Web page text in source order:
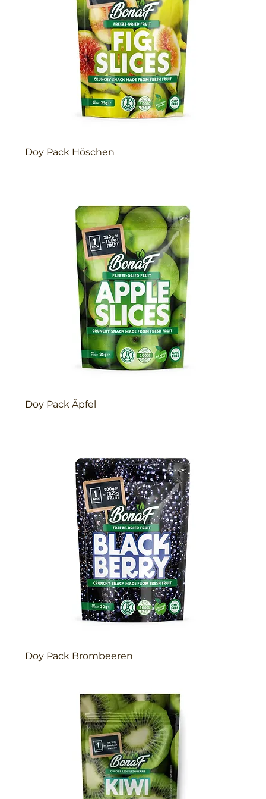
Doy Pack Höschen
Doy Pack Äpfel
Doy Pack Brombeeren